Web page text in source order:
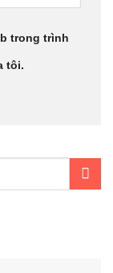
trong trình
tôi.